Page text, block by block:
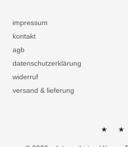
impressum
kontakt
agb
datenschutzerklärung
widerruf
versand & lieferung